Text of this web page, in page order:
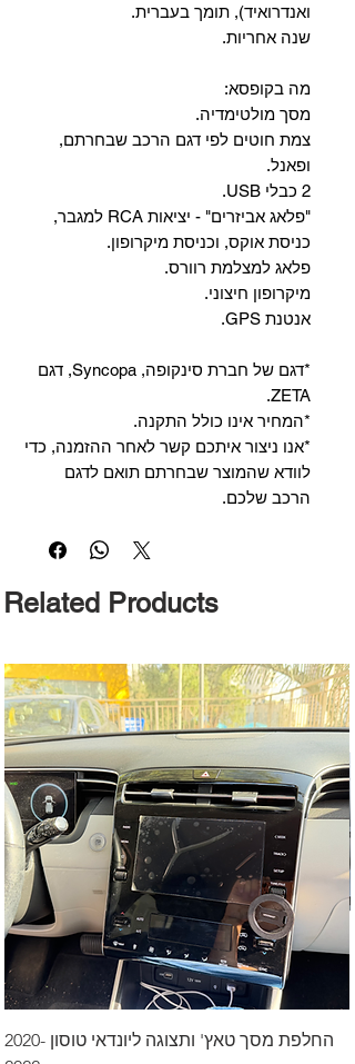
ואנדרואיד), תומך בעברית.
שנה אחריות.
מה בקופסא:
מסך מולטימדיה.
צמת חוטים לפי דגם הרכב שבחרתם,
ופאנל.
2 כבלי USB.
"פלאג אביזרים" - יציאות RCA למגבר,
כניסת אוקס, וכניסת מיקרופון.
פלאג למצלמת רוורס.
מיקרופון חיצוני.
אנטנת GPS.
*דגם של חברת סינקופה, Syncopa, דגם
ZETA.
*המחיר אינו כולל התקנה.
*אנו ניצור איתכם קשר לאחר ההזמנה, כדי
לוודא שהמוצר שבחרתם תואם לדגם
הרכב שלכם.
Related Products
החלפת מסך טאץ' ותצוגה ליונדאי טוסון 2020-